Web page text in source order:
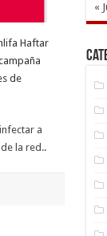
Haftar
de
a
la red..
«